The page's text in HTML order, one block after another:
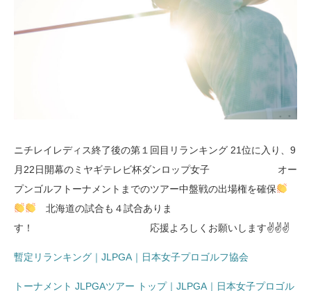
ニチレイレディス終了後の第１回目リランキング 21位に入り、9
月22日開幕のミヤギテレビ杯ダンロップ女子 オー
プンゴルフトーナメントまでのツアー中盤戦の出場権を確保
北海道の試合も４試合ありま
す！ 応援よろしくお願いします✌✌✌
暫定リランキング｜JLPGA｜日本女子プロゴルフ協会
トーナメント JLPGAツアー トップ｜JLPGA｜日本女子プロゴル